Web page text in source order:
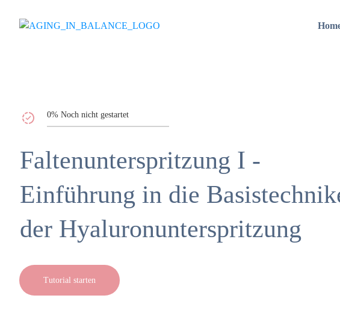
0% Noch nicht gestartet
Falten­unterspritzung I -
Einführung in die
der Hyaluron­unterspritzung
Tutorial starten